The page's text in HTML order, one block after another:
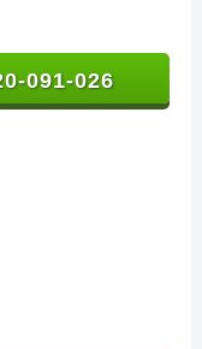
091-026